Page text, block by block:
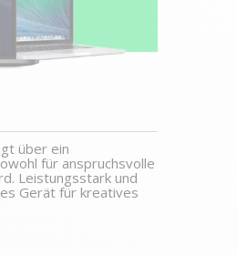
über ein
für anspruchsvolle
Leistungsstark und
Gerät für kreatives